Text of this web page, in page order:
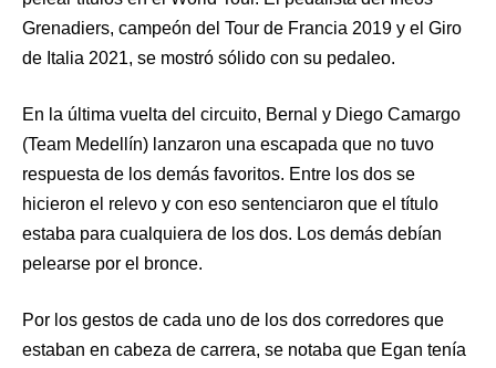
Grenadiers, campeón del Tour de Francia 2019 y el Giro
de Italia 2021, se mostró sólido con su pedaleo.
En la última vuelta del circuito, Bernal y Diego Camargo
(Team Medellín) lanzaron una escapada que no tuvo
respuesta de los demás favoritos. Entre los dos se
hicieron el relevo y con eso sentenciaron que el título
estaba para cualquiera de los dos. Los demás debían
pelearse por el bronce.
Por los gestos de cada uno de los dos corredores que
estaban en cabeza de carrera, se notaba que Egan tenía